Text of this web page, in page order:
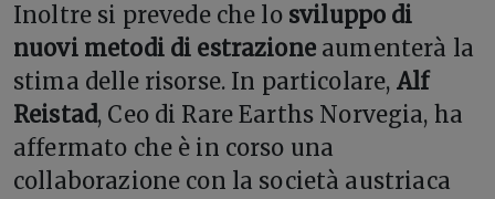
Inoltre si prevede che lo sviluppo di
nuovi metodi di estrazioneaumenterà la
stima delle risorse. In particolare, Alf
Reistad, Ceo di Rare Earths Norvegia, ha
affermato che è in corso una
collaborazione con la società austriaca